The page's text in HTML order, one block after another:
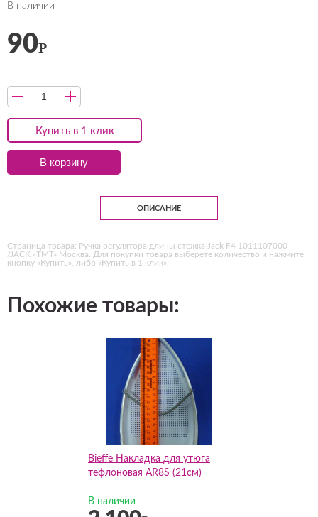
В наличии
Купить в 1 клик
90Р
В корзину
ОПИСАНИЕ
Страница товара: Ручка регулятора длины стежка Jack F4 1011107000
/JACK «ТМТ» Москва. Для покупки товара выберете количество и нажмите
кнопку «Купить», либо «Купить в 1 клик».
Похожие товары:
Bieffe Накладка для утюга
тефлоновая AR8S (21см)
В наличии